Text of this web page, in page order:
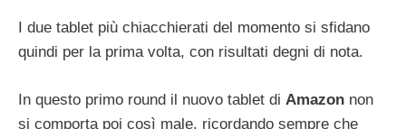
I due tablet più chiacchierati del momento si sfidano
quindi per la prima volta, con risultati degni di nota.
In questo primo round il nuovo tablet di Amazon non
si comporta poi così male, ricordando sempre che